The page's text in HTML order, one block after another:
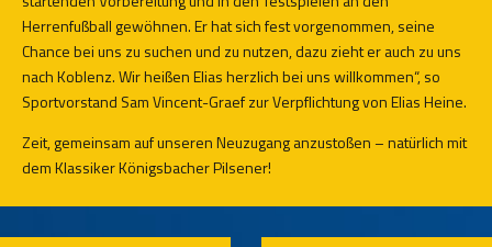
Herrenfußball gewöhnen. Er hat sich fest vorgenommen, seine
Chance bei uns zu suchen und zu nutzen, dazu zieht er auch zu uns
nach Koblenz. Wir heißen Elias herzlich bei uns willkommen“, so
Sportvorstand Sam Vincent-Graef zur Verpflichtung von Elias Heine.
Zeit, gemeinsam auf unseren Neuzugang anzustoßen – natürlich mit
dem Klassiker Königsbacher Pilsener!